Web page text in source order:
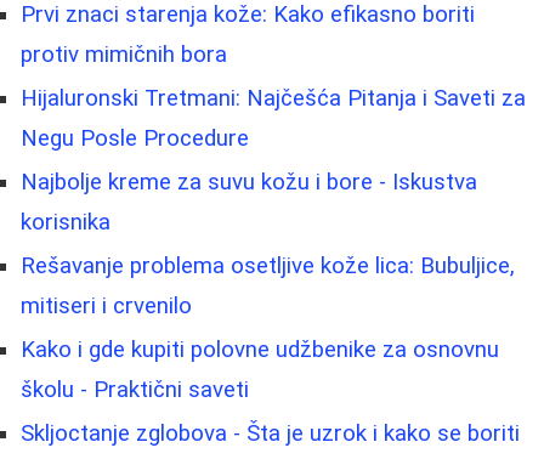
Prvi znaci starenja kože: Kako efikasno boriti
protiv mimičnih bora
Hijaluronski Tretmani: Najčešća Pitanja i Saveti za
Negu Posle Procedure
Najbolje kreme za suvu kožu i bore - Iskustva
korisnika
Rešavanje problema osetljive kože lica: Bubuljice,
mitiseri i crvenilo
Kako i gde kupiti polovne udžbenike za osnovnu
školu - Praktični saveti
Skljoctanje zglobova - Šta je uzrok i kako se boriti